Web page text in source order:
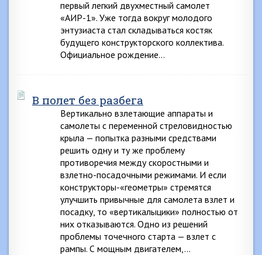
первый легкий двухместный самолет
«АИР-1». Уже тогда вокруг молодого
энтузиаста стал складываться костяк
будущего конструкторского коллектива.
Официальное рождение…
В полет без разбега
Вертикально взлетающие аппараты и
самолеты с переменной стреловидностью
крыла — попытка разными средствами
решить одну и ту же проблему
противоречия между скоростными и
взлетно-посадочными режимами. И если
конструкторы-«геометры» стремятся
улучшить привычные для самолета взлет и
посадку, то «вертикалыцики» полностью от
них отказываются. Одно из решений
проблемы точечного старта — взлет с
рампы. С мощным двигателем,…